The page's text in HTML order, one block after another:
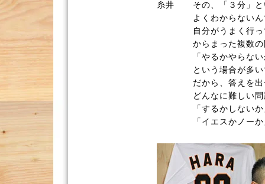
糸井
その、「３分」
よくわからない
自分がうまく行
からまった複数
「やるかやらな
という場合が多
だから、答えを
どんなに難しい
「するかしない
「イエスかノー